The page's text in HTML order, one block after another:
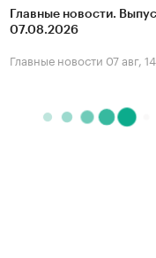
Главные новости.
07.08.2026
Главные новости 07 авг,